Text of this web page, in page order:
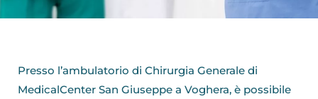
Presso l’ambulatorio di Chirurgia Generale di
MedicalCenter San Giuseppe a Voghera, è possibile